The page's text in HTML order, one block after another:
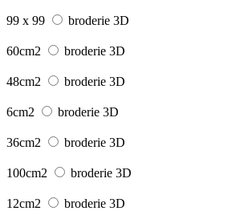
99 x 99 broderie 3D
60cm2 broderie 3D
48cm2 broderie 3D
6cm2 broderie 3D
36cm2 broderie 3D
100cm2 broderie 3D
12cm2 broderie 3D